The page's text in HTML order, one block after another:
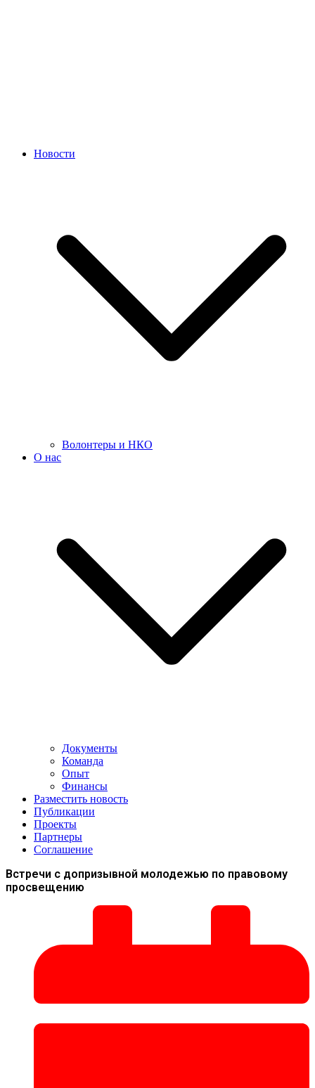
Новости
Волонтеры и НКО
О нас
Документы
Команда
Опыт
Финансы
Разместить новость
Публикации
Проекты
Партнеры
Соглашение
Встречи с допризывной молодежью по правовому
просвещению